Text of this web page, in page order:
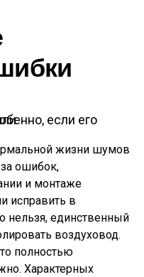
жизни шумов
ошибок,
и монтаже
исправить в
нельзя, единственный
воздуховод.
полностью
Характерных